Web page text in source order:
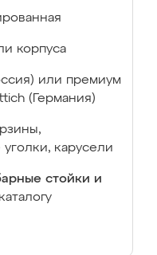
корпуса
или премиум
(Германия)
карусели
стойки и